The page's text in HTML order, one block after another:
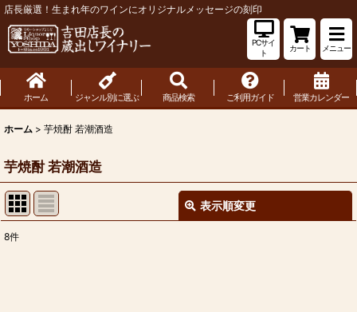
店長厳選！生まれ年のワインにオリジナルメッセージの刻印
PCサイ
ト
カート メニュー
ホーム ジャンル別に選ぶ 商品検索 ご利用ガイド 営業カレンダー
ホーム > 芋焼酎 若潮酒造
芋焼酎 若潮酒造
表示順変更
8件